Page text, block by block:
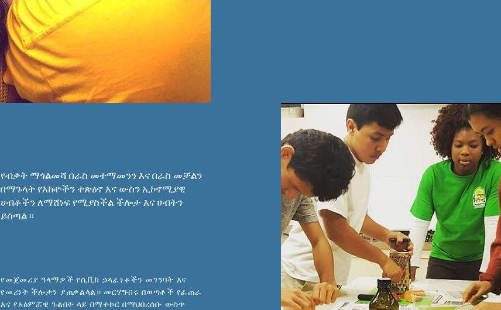
የብቃት ማጎልመሻ በራስ መተማመንን እና በራስ መቻልን
በማጉላት የእኩዮችን ተጽዕኖ እና ውስን ኢኮኖሚያዊ
ሀብቶችን ለማሸነፍ የሚያስችል ችሎታ እና ሀብትን
ይሰጣል ፡፡
የመጀመሪያ ዓላማዎች የሲቪክ ኃላፊነቶችን መገንባት እና
የመሪነት ችሎታን ያጠቃልላል። መርሃግብሩ በወጣቶች የፈጠራ
እና የአዕምሯዊ ጉልበት ላይ በማተኮር በማህበረሰቡ ውስጥ